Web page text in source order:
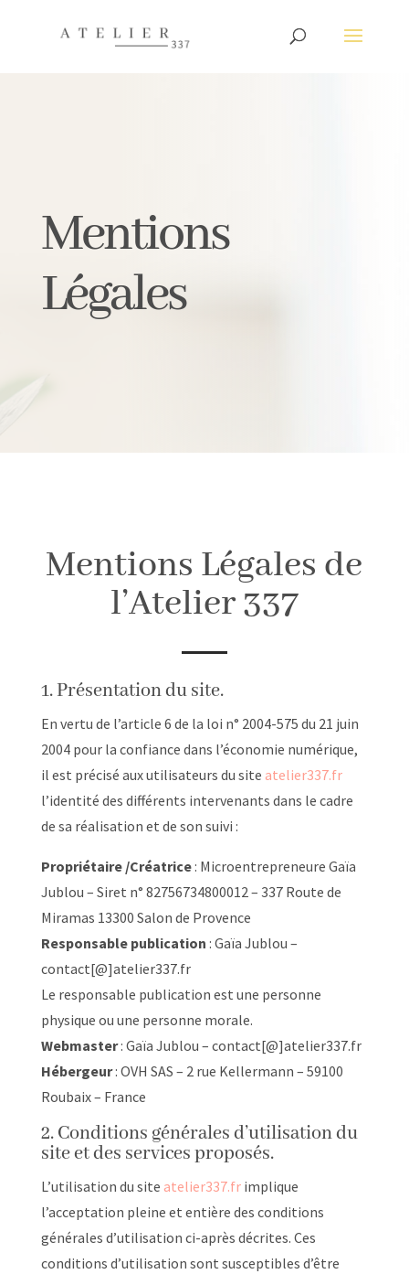
Mentions
Légales
Mentions Légales de
l’Atelier 337
1. Présentation du site.
En vertu de l’article 6 de la loi n° 2004-575 du 21 juin
2004 pour la confiance dans l’économie numérique,
il est précisé aux utilisateurs du site atelier337.fr
l’identité des différents intervenants dans le cadre
de sa réalisation et de son suivi :
Propriétaire /Créatrice: Microentrepreneure Gaïa
Jublou – Siret n° 82756734800012 – 337 Route de
Miramas 13300 Salon de Provence
Responsable publication : Gaïa Jublou –
contact[@]atelier337.fr
Le responsable publication est une personne
physique ou une personne morale.
Webmaster: Gaïa Jublou – contact[@]atelier337.fr
Hébergeur: OVH SAS – 2 rue Kellermann – 59100
Roubaix – France
2. Conditions générales d’utilisation du
site et des services proposés.
L’utilisation du site atelier337.frimplique
l’acceptation pleine et entière des conditions
générales d’utilisation ci-après décrites. Ces
conditions d’utilisation sont susceptibles d’être